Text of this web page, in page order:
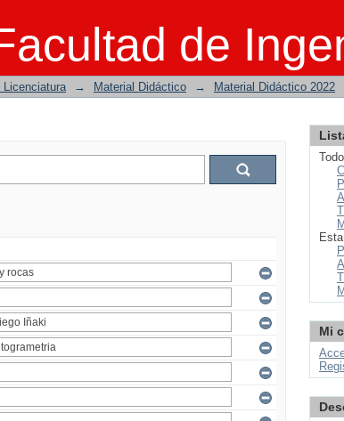
de
Licenciatura → Material Didáctico → Material Didáctico 2022
Mi